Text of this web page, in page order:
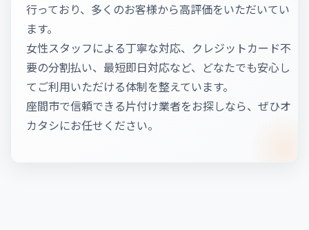
行っており、多くのお客様から高評価をいただいてい
ます。
女性スタッフによる丁寧な対応、クレジットカード不
要の分割払い、最短即日対応など、どなたでも安心し
てご利用いただける体制を整えています。
座間市で信頼できる片付け業者をお探しなら、ぜひオ
カタシにお任せください。